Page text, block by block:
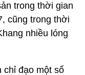
trong thời gian
cũng trong thời
nhiều lóng
chỉ đạo một số